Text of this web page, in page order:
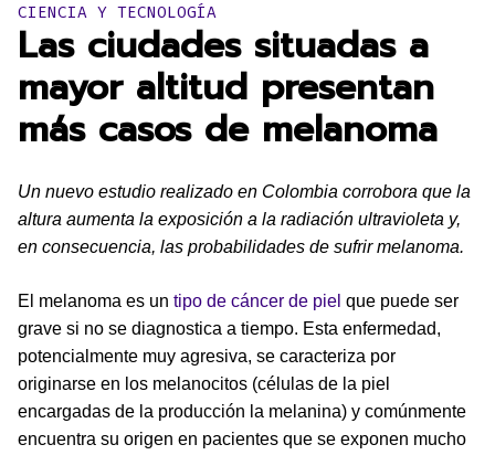
Publicado en:
CIENCIA Y TECNOLOGÍA
Las ciudades situadas a
mayor altitud presentan
más casos de melanoma
Un nuevo estudio realizado en Colombia corrobora que la
altura aumenta la exposición a la radiación ultravioleta y,
en consecuencia, las probabilidades de sufrir melanoma.
El melanoma es un tipo de cáncer de piel que puede ser
grave si no se diagnostica a tiempo. Esta enfermedad,
potencialmente muy agresiva, se caracteriza por
originarse en los melanocitos (células de la piel
encargadas de la producción la melanina) y comúnmente
encuentra su origen en pacientes que se exponen mucho